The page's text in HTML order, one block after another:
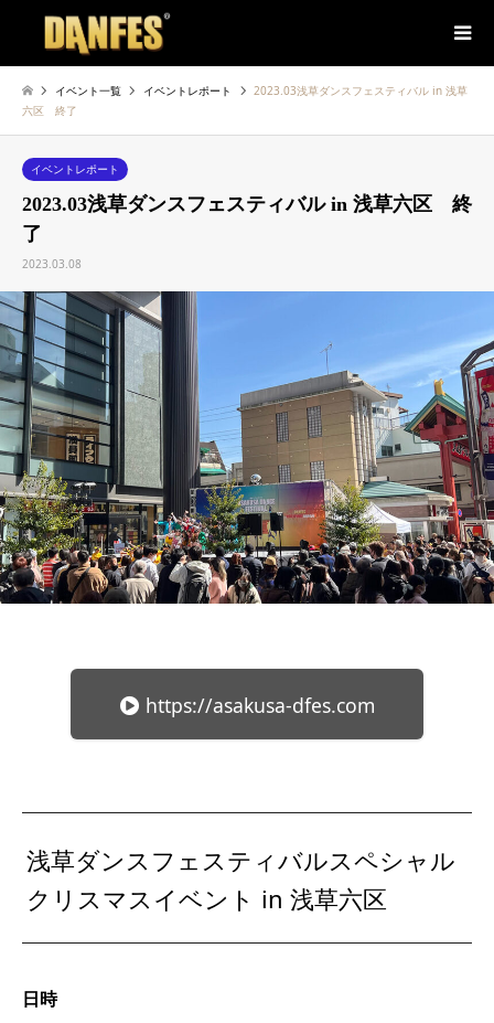
イベント一覧 イベントレポート
2023.03浅草ダンスフェスティバル in 浅草
六区 終了
イベントレポート
2023.03浅草ダンスフェスティバル in 浅草六区 終
了
2023.03.08
https://asakusa-dfes.com
浅草ダンスフェスティバルスペシャル
クリスマスイベント in 浅草六区
日時